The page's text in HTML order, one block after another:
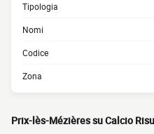
Tipologia
Nomi
Codice
Zona
Prix-lès-Mézières su Calcio